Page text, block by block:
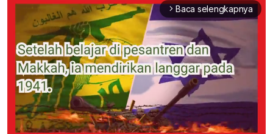
arrow_forward_ios Baca selengkapnya